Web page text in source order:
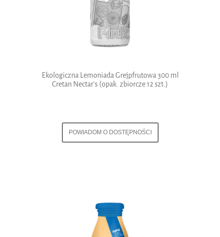
Ekologiczna Lemoniada Grejpfrutowa 300 ml
Cretan Nectar's (opak. zbiorcze 12 szt.)
POWIADOM O DOSTĘPNOŚCI